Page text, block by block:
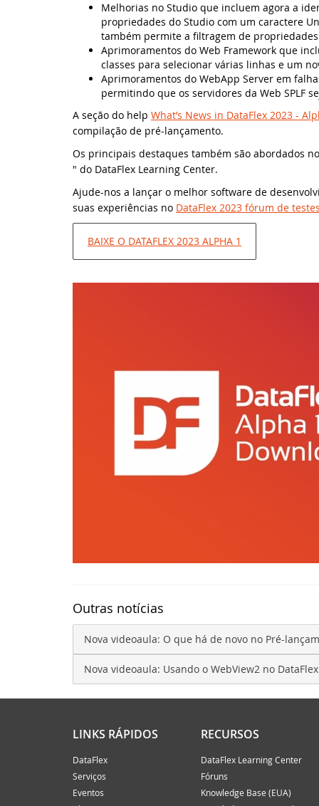
Melhorias no Studio que incluem agora a
propriedades do Studio com um caractere
também permite a filtragem de propriedades
Aprimoramentos do Web Framework que
classes para selecionar várias linhas e um
Aprimoramentos do WebApp Server em
permitindo que os servidores da Web SPLF
A seção do help What’s News in DataFlex 2023 -
compilação de pré-lançamento.
Os principais destaques também são abordados
" do DataFlex Learning Center.
Ajude-nos a lançar o melhor software de
suas experiências no DataFlex 2023 fórum de testes
BAIXE O DATAFLEX 2023 ALPHA 1
Outras notícias
Nova videoaula: O que há de novo no Pré-
Nova videoaula: Usando o WebView2 no DataFlex
LINKS RÁPIDOS
DataFlex
Serviços
Eventos
RECURSOS
DataFlex Learning Center
Fóruns
Knowledge Base (EUA)